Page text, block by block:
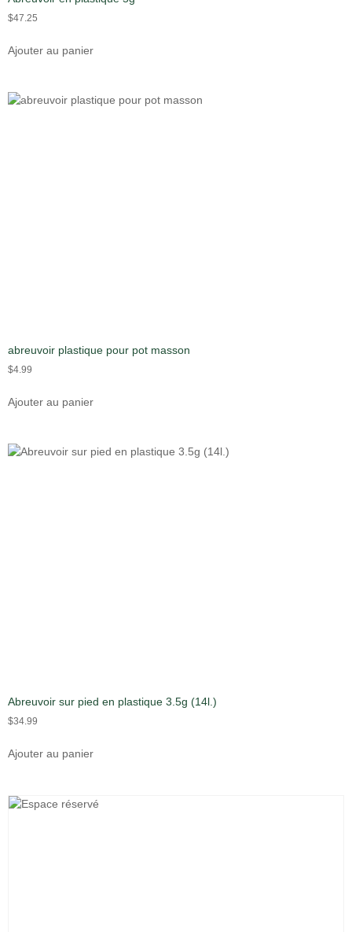
$47.25
Ajouter au panier
abreuvoir plastique pour pot masson
$4.99
Ajouter au panier
Abreuvoir sur pied en plastique 3.5g (14l.)
$34.99
Ajouter au panier